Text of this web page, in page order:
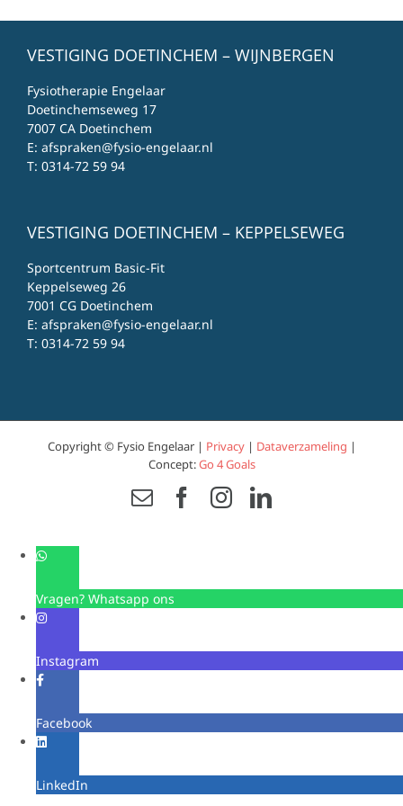
VESTIGING DOETINCHEM – WIJNBERGEN
Fysiotherapie Engelaar
Doetinchemseweg 17
7007 CA Doetinchem
E: afspraken@fysio-engelaar.nl
T: 0314-72 59 94
VESTIGING DOETINCHEM – KEPPELSEWEG
Sportcentrum Basic-Fit
Keppelseweg 26
7001 CG Doetinchem
E: afspraken@fysio-engelaar.nl
T: 0314-72 59 94
Copyright © Fysio Engelaar | Privacy| Dataverzameling |
Concept:Go 4 Goals
Email Facebook
Instagram
LinkedIn
Vragen? Whatsapp ons
Instagram
Facebook
LinkedIn